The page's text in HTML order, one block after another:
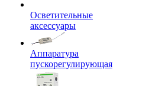
Осветительные
аксессуары
Аппаратура
пускорегулирующая